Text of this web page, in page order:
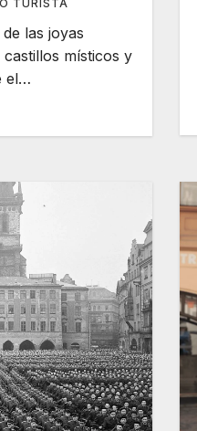
TURISTA
las joyas
místicos y
el…